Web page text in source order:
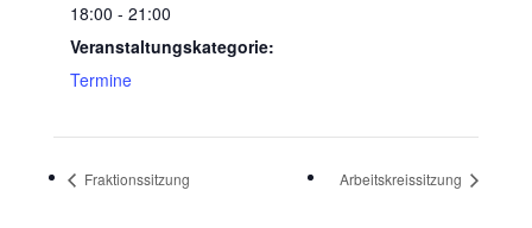
18:00 - 21:00
Veranstaltungskategorie:
Termine
Fraktionssitzung Arbeitskreissitzung